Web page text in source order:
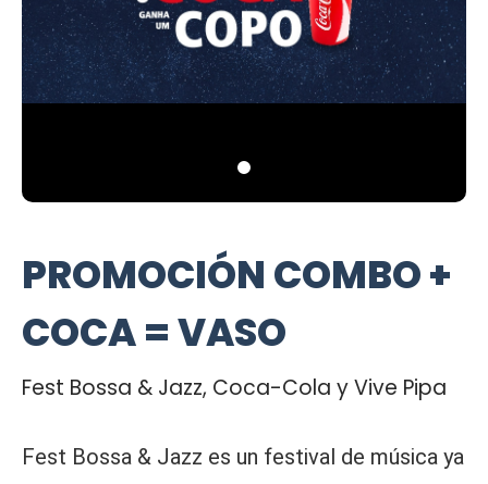
PROMOCIÓN COMBO +
COCA = VASO
Fest Bossa & Jazz, Coca-Cola y Vive Pipa
Fest Bossa & Jazz es un festival de música ya